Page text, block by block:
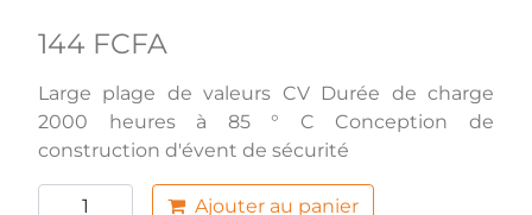
144 FCFA
Large plage de valeurs CV Durée de charge
2000 heures à 85 ° C Conception de
construction d'évent de sécurité
Ajouter au panier